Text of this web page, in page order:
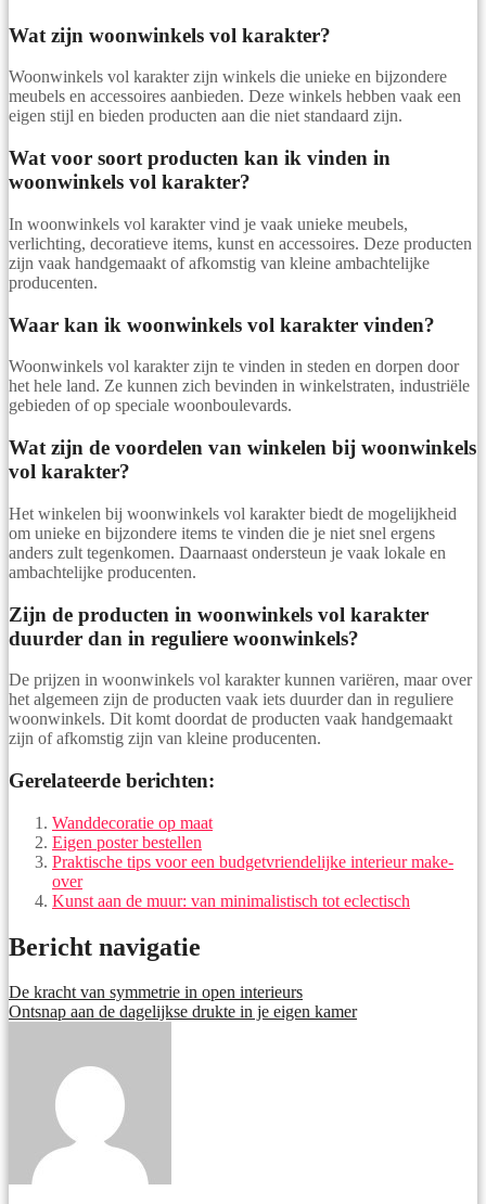
Wat zijn woonwinkels vol karakter?
Woonwinkels vol karakter zijn winkels die unieke en bijzondere
meubels en accessoires aanbieden. Deze winkels hebben vaak een
eigen stijl en bieden producten aan die niet standaard zijn.
Wat voor soort producten kan ik vinden in
woonwinkels vol karakter?
In woonwinkels vol karakter vind je vaak unieke meubels,
verlichting, decoratieve items, kunst en accessoires. Deze producten
zijn vaak handgemaakt of afkomstig van kleine ambachtelijke
producenten.
Waar kan ik woonwinkels vol karakter vinden?
Woonwinkels vol karakter zijn te vinden in steden en dorpen door
het hele land. Ze kunnen zich bevinden in winkelstraten, industriële
gebieden of op speciale woonboulevards.
Wat zijn de voordelen van winkelen bij woonwinkels
vol karakter?
Het winkelen bij woonwinkels vol karakter biedt de mogelijkheid
om unieke en bijzondere items te vinden die je niet snel ergens
anders zult tegenkomen. Daarnaast ondersteun je vaak lokale en
ambachtelijke producenten.
Zijn de producten in woonwinkels vol karakter
duurder dan in reguliere woonwinkels?
De prijzen in woonwinkels vol karakter kunnen variëren, maar over
het algemeen zijn de producten vaak iets duurder dan in reguliere
woonwinkels. Dit komt doordat de producten vaak handgemaakt
zijn of afkomstig zijn van kleine producenten.
Gerelateerde berichten:
Wanddecoratie op maat
Eigen poster bestellen
Praktische tips voor een budgetvriendelijke interieur make-
over
Kunst aan de muur: van minimalistisch tot eclectisch
Bericht navigatie
De kracht van symmetrie in open interieurs
Ontsnap aan de dagelijkse drukte in je eigen kamer